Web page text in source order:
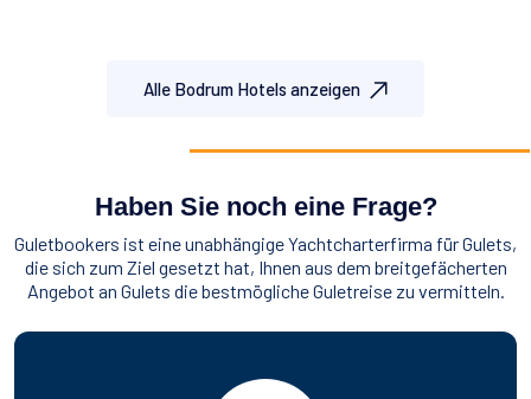
Alle Bodrum Hotels anzeigen
Haben Sie noch eine Frage?
Guletbookers ist eine unabhängige Yachtcharterfirma für Gulets,
die sich zum Ziel gesetzt hat, Ihnen aus dem breitgefächerten
Angebot an Gulets die bestmögliche Guletreise zu vermitteln.